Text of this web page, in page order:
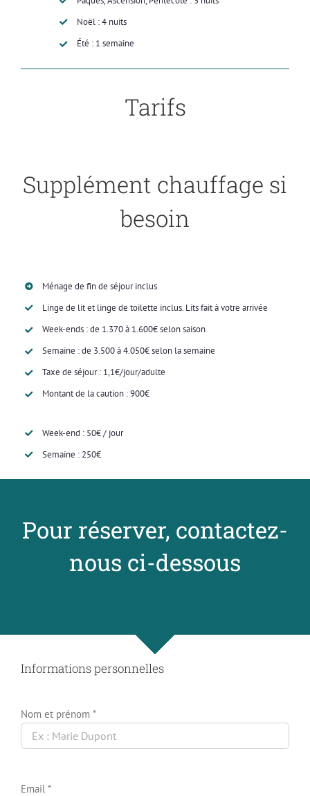
Noël : 4 nuits
Été : 1 semaine
Tarifs
Supplément chauffage si
besoin
Ménage de fin de séjour inclus
Linge de lit et linge de toilette inclus. Lits fait à votre arrivée
Week-ends : de 1.370 à 1.600€ selon saison
Semaine : de 3.500 à 4.050€ selon la semaine
Taxe de séjour : 1,1€/jour/adulte
Montant de la caution : 900€
Week-end : 50€ / jour
Semaine : 250€
Pour réserver, contactez-
nous ci-dessous
Informations personnelles
Nom et prénom *
Email *